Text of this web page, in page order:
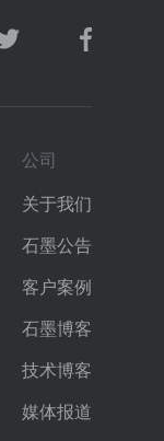
公司
关于我们
石墨公告
客户案例
石墨博客
技术博客
媒体报道